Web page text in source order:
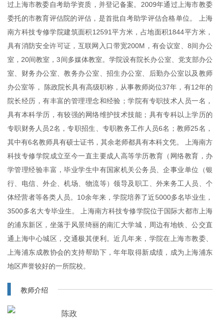
过上海市教委自考助学资质，并登记备案。2009年通过上海市教委
委托的市教育评估院的评估，是首批自考助学评估合格单位。 上海
南方科技专修学院建筑面积12591平方米，占地面积1844平方米，
具有消防安全许可证，互联网入口带宽200M，有会议室、8间办公
室，20间教室，3间多媒体教室。学院设有院长办公室、党支部办公
室、财务办公室、教务办公室、招生办公室、后勤办公室以及教师
办公室等， 陈政院长具有高级职称，从事教师岗位37年，有12年的
院长经历，有丰富的管理理念和经验；学院有专职技术人员一名，
具有本科学历，有较强的网络维护技术技能；具有专科以上学历的
专职财务人员2名，专职招生、专职教务工作人员6名；教师25名，
其中有6名教师具有硕士证书，其余老师都具有本科文凭。 上海南方
科技专修学院成立至今一直主要成人高等学历教育（网络教育，办
学管理经验丰富，毕业学生中有国家机关公务员、企事业单位（银
行、电信、外企、机场、物流等）领导及职工、外来务工人员、个
体经营者等各类人员。10余年来，学院培养了近5000多名毕业生，
3500多名大专毕业生。 上海南方科技专修学院位于国际大都市上海
的浦东新区，坐落于风景绮丽的南汇大学城，周边有地铁、公交直
通上海中心城区，交通极其便利。近几年来，学院在上海市教委、
上海浦东成教协会的支持帮助下，年年取得新成绩，成为上海浦东
地区声誉较好的一所院校。
教师介绍
陈政